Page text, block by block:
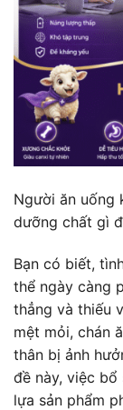
Người ăn uống
dưỡng chất gì
Bạn có biết,
thể ngày càng
thẳng và thiếu
mệt mỏi, chán
thân bị ảnh
đề này, việc
lựa sản phẩm